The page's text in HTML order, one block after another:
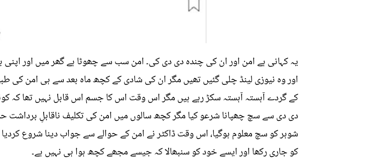
کے گردے آہستہ آہستہ سکڑ رہے ہیں مگر اس وقت اس کا جسم اس قابل نہیں تھا کہ
شوہر کو سچ معلوم ہوگیا، اس وقت ڈاکٹر نے امن کے حوالے سے جواب دینا شروع
کو جاری رکھا اور ایسے خود کو سنبھالا کہ جیسے مجھے کچھ ہوا ہی نہیں ہے۔